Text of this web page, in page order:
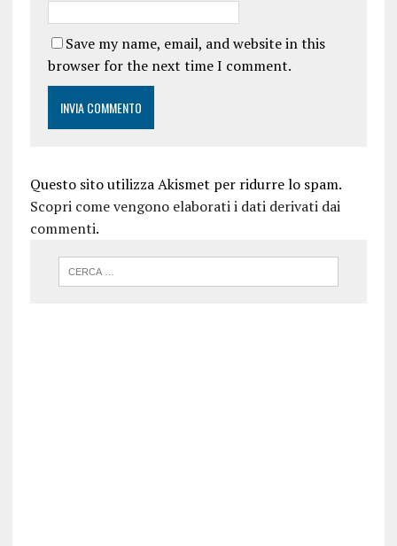
Save my name, email, and website in this
browser for the next time I comment.
Questo sito utilizza Akismet per ridurre lo spam.
Scopri come vengono elaborati i dati derivati dai
commenti.